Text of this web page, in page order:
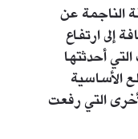
الناجمة عن
إلى ارتفاع
أحدثتها
الأساسية
التي رفعت